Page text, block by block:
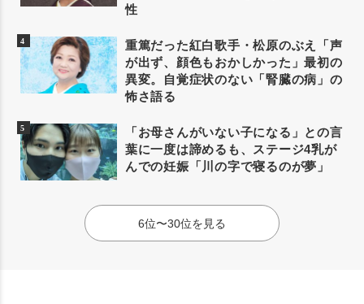
性
重篤だった紅白歌手・松原のぶえ「声
が出ず、顔色もおかしかった」最初の
異変。自覚症状のない「腎臓の病」の
怖さ語る
「お母さんがいない子になる」との言
葉に一度は諦めるも、ステージ4乳が
んでの妊娠「川の字で寝るのが夢」
6位〜30位を見る